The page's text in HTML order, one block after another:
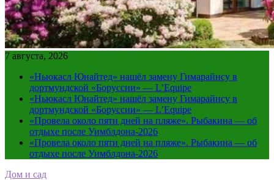
7 августа, 2026
«Ньюкасл Юнайтед» нашёл замену Гимарайнсу в
дортмундской «Боруссии» — L’Equipe
«Ньюкасл Юнайтед» нашёл замену Гимарайнсу в
дортмундской «Боруссии» — L’Equipe
«Провела около пяти дней на пляже». Рыбакина — об
отдыхе после Уимблдона-2026
«Провела около пяти дней на пляже». Рыбакина — об
отдыхе после Уимблдона-2026
Дом и сад